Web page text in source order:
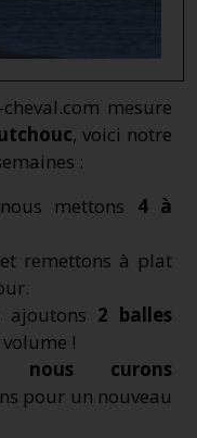
mesure
, voici notre
:
mettons 4 à
remettons à plat
ajoutons 2 balles
!
nous curons
pour un nouveau